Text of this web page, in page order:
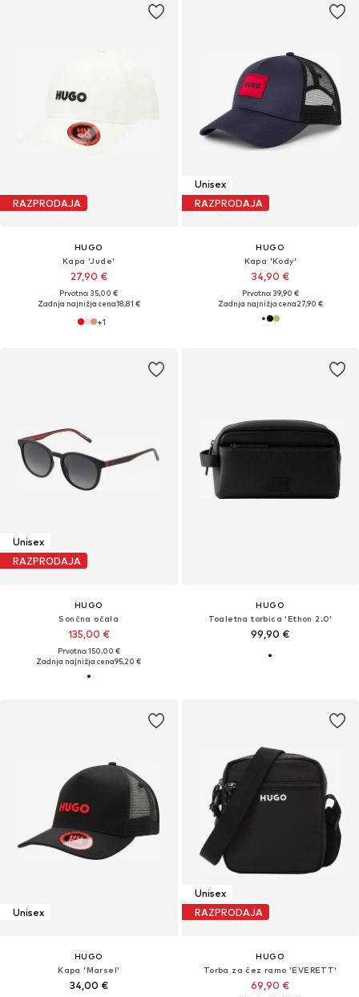
RAZPRODAJA
HUGO
Kapa 'Jude'
27,90 €
Prvotno: 35,00 €
Zadnja najnižja cena18,81 €
+1
Unisex
RAZPRODAJA
HUGO
Kapa 'Kody'
34,90 €
Prvotno: 39,90 €
Zadnja najnižja cena27,90 €
Unisex
RAZPRODAJA
HUGO
Sončna očala
135,00 €
Prvotno: 150,00 €
Zadnja najnižja cena95,20 €
HUGO
Toaletna torbica 'Ethon 2.0'
99,90 €
Unisex
HUGO
Kapa 'Marsel'
34,00 €
Unisex
RAZPRODAJA
HUGO
Torba za čez ramo 'EVERETT'
69,90 €